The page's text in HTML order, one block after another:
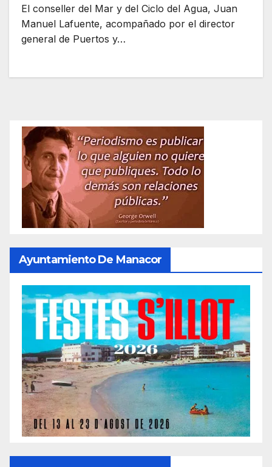
El conseller del Mar y del Ciclo del Agua, Juan
Manuel Lafuente, acompañado por el director
general de Puertos y…
Ayuntamiento De Manacor